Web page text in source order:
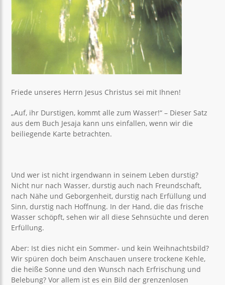
Friede unseres Herrn Jesus Christus sei mit Ihnen!
„Auf, ihr Durstigen, kommt alle zum Wasser!“ – Dieser Satz
aus dem Buch Jesaja kann uns einfallen, wenn wir die
beiliegende Karte betrachten.
Und wer ist nicht irgendwann in seinem Leben durstig?
Nicht nur nach Wasser, durstig auch nach Freundschaft,
nach Nähe und Geborgenheit, durstig nach Erfüllung und
Sinn, durstig nach Hoffnung. In der Hand, die das frische
Wasser schöpft, sehen wir all diese Sehnsüchte und deren
Erfüllung.
Aber: Ist dies nicht ein Sommer- und kein Weihnachtsbild?
Wir spüren doch beim Anschauen unsere trockene Kehle,
die heiße Sonne und den Wunsch nach Erfrischung und
Belebung? Vor allem ist es ein Bild der grenzenlosen